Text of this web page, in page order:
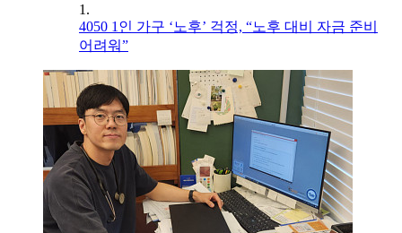
1.
4050 1인 가구 ‘노후’ 걱정, “노후 대비 자금 준비
어려워”